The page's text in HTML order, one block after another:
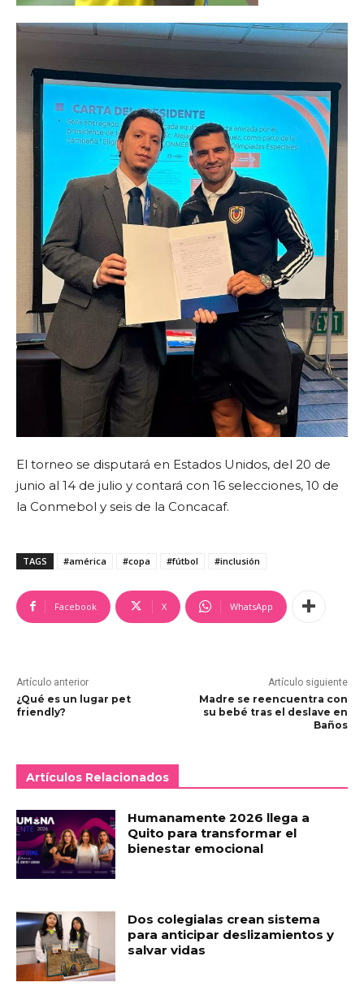
El torneo se disputará en Estados Unidos, del 20 de
junio al 14 de julio y contará con 16 selecciones, 10 de
la Conmebol y seis de la Concacaf.
TAGS #américa #copa #fútbol #inclusión
Facebook X WhatsApp
Artículo anterior
¿Qué es un lugar pet
friendly?
Artículo siguiente
Madre se reencuentra con
su bebé tras el deslave en
Baños
Artículos Relacionados
Humanamente 2026 llega a
Quito para transformar el
bienestar emocional
Dos colegialas crean sistema
para anticipar deslizamientos y
salvar vidas